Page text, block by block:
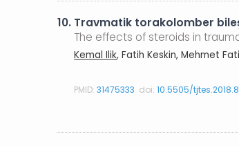
10. Travmatik torakolomber
The effects of steroids in
Kemal Ilik, Fatih Keskin, Mehmet
PMID:31475333 doi:10.5505/